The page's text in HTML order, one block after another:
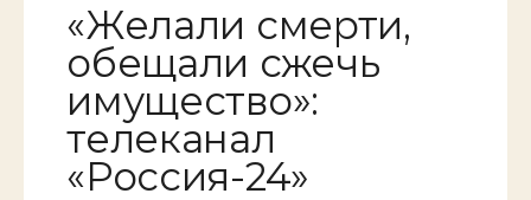
«Желали смерти,
обещали сжечь
имущество»:
телеканал
«Россия-24»